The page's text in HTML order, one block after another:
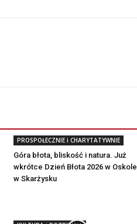
PROSPOŁECZNIE i CHARYTATYWNIE
Góra błota, bliskość i natura. Już
wkrótce Dzień Błota 2026 w Oskole
w Skarżysku